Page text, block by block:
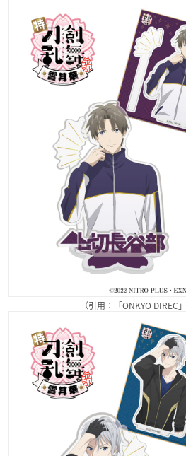
（引用：「ONKYO DIREC」